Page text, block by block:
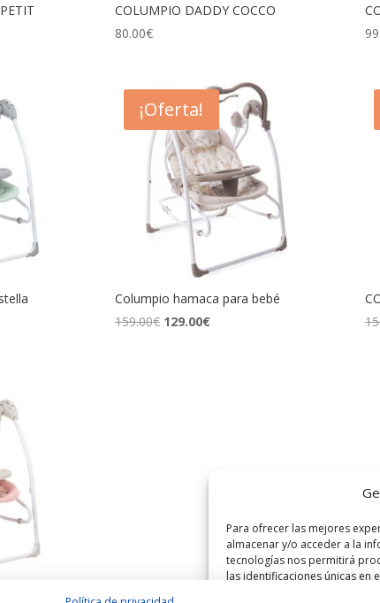
Para ofrecer las mejores
almacenar y/o acceder a la
tecnologías nos permitirá
las identificaciones únicas en
COLUMPIO DADDY COCCO
80.00€
¡Oferta!
Columpio hamaca para bebé
159.00€ El
129.00€El